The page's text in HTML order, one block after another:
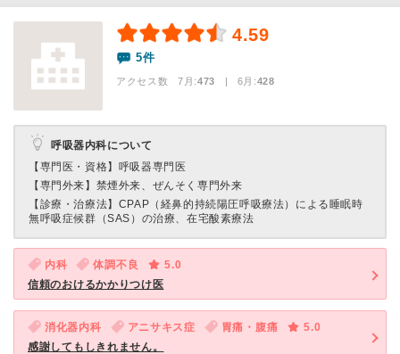
4.59
5件
アクセス数 7月:473 | 6月:428
呼吸器内科について
【専門医・資格】 呼吸器専門医
【専門外来】 禁煙外来、ぜんそく専門外来
【診療・治療法】 CPAP（経鼻的持続陽圧呼吸療法）による睡眠時
無呼吸症候群（SAS）の治療、在宅酸素療法
内科 体調不良
5.0
信頼のおけるかかりつけ医
消化器内科 アニサキス症 胃痛・腹痛
5.0
感謝してもしきれません。